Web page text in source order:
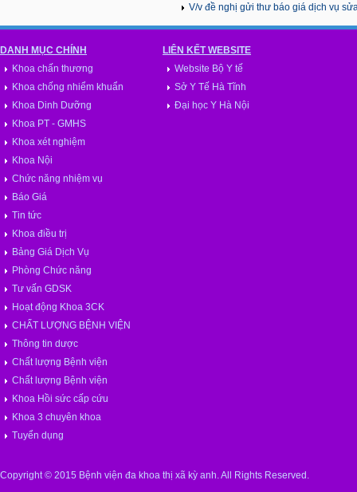
2026
V/v đề nghị gửi thư báo giá dịch vụ
DANH MỤC CHÍNH
Khoa chấn thương
Khoa chống nhiểm khuẩn
Khoa Dinh Dưỡng
Khoa PT - GMHS
Khoa xét nghiệm
Khoa Nội
Chức năng nhiệm vụ
Báo Giá
Tin tức
Khoa điều trị
Bảng Giá Dịch Vụ
Phòng Chức năng
Tư vấn GDSK
Hoạt động Khoa 3CK
CHẤT LƯỢNG BỆNH VIỆN
Thông tin dược
Chất lượng Bệnh viện
Chất lượng Bệnh viện
Khoa Hồi sức cấp cứu
Khoa 3 chuyên khoa
Tuyển dụng
LIÊN KẾT WEBSITE
Website Bộ Y tế
Sở Y Tế Hà Tĩnh
Đại học Y Hà Nội
Copyright © 2015 Bệnh viện đa khoa thị xã kỳ anh. All Rights Reserved.